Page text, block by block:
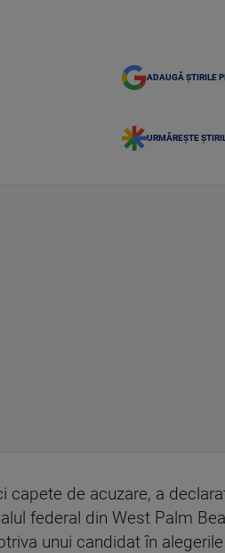
ADAUGĂ ȘTIRILE
URMĂREȘTE
capete de acuzare, a
federal din West Palm
unui candidat în